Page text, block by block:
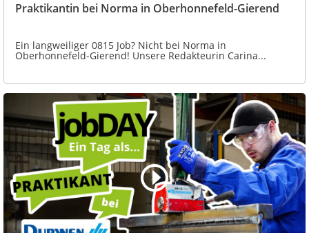
Praktikantin bei Norma in Oberhonnefeld-Gierend
Ein langweiliger 0815 Job? Nicht bei Norma in
Oberhonnefeld-Gierend! Unsere Redakteurin Carina...